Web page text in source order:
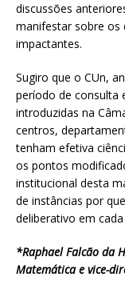
discussões
manifestar sobre os
impactantes.
Sugiro que o CUn,
período de consulta
introduzidas na
centros,
tenham efetiva
os pontos
institucional desta
de instâncias por
deliberativo em
*Raphael Falcão da
Matemática e vice-